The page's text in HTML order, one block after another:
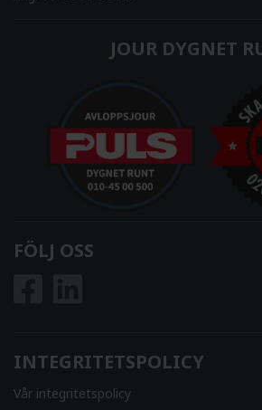
JOUR DYGNET
FÖLJ OSS
INTEGRITETSPOLICY
Vår integritetspolicy